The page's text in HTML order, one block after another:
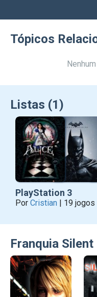
Tópicos
Listas (1)
PlayStation 3
Por Cristian | 19 jogos
Franquia